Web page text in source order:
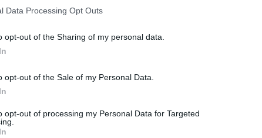
Data Processing Opt Outs
opt-out of the Sharing of my personal data.
opt-out of the Sale of my Personal Data.
opt-out of processing my Personal Data for Targeted
szeretnél, mint Katalin
gondolnád, milyen